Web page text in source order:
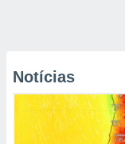
Notícias